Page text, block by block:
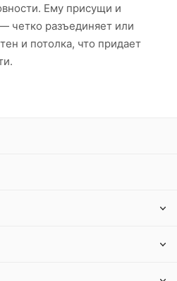
Ему присущи и
четко разъединяет или
и потолка, что придает